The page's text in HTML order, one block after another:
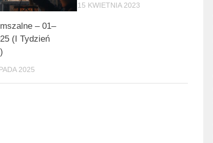
– 01–
(I Tydzień
2025
15 KWIETNIA 2023